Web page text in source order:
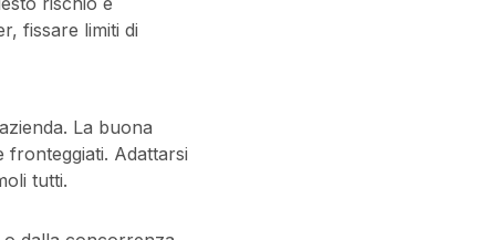
fissare limiti di
La buona
fronteggiati. Adattarsi
tutti.